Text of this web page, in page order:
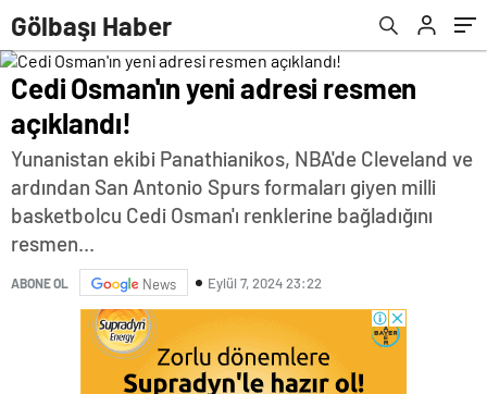
Gölbaşı Haber
Cedi Osman'ın yeni adresi resmen
açıklandı!
Yunanistan ekibi Panathianikos, NBA'de Cleveland ve
ardından San Antonio Spurs formaları giyen milli
basketbolcu Cedi Osman'ı renklerine bağladığını
resmen...
ABONE OL News Eylül 7, 2024 23:22